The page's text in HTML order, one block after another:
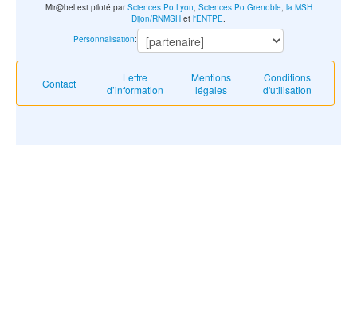
Contact
Lettre
d’information
Mentions
légales
Conditions
d'utilisation
Mir@bel est piloté parSciences Po Lyon Sciences Po Grenoble, la MSH
Dijon/RNMSH et l'ENTPE
Personnalisation: